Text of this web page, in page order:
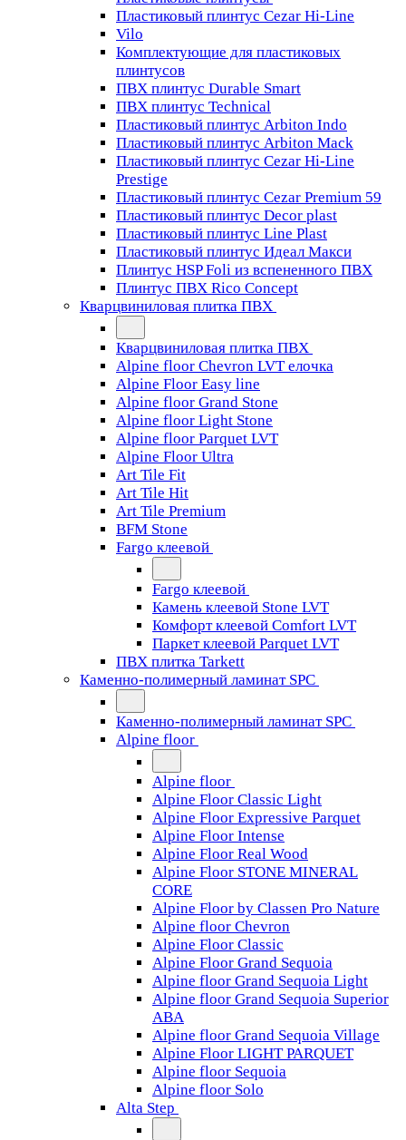
Пластиковый плинтус Cezar Hi-Line
Vilo
Комплектующие для пластиковых
плинтусов
ПВХ плинтус Durable Smart
ПВХ плинтус Technical
Пластиковый плинтус Arbiton Indo
Пластиковый плинтус Arbiton Mack
Пластиковый плинтус Cezar Hi-Line
Prestige
Пластиковый плинтус Cezar Premium 59
Пластиковый плинтус Decor plast
Пластиковый плинтус Line Plast
Пластиковый плинтус Идеал Макси
Плинтус HSP Foli из вспененного ПВХ
Плинтус ПВХ Rico Concept
Кварцвиниловая плитка ПВХ
Кварцвиниловая плитка ПВХ
Alpine floor Chevron LVT елочка
Alpine Floor Easy line
Alpine floor Grand Stone
Alpine floor Light Stone
Alpine floor Parquet LVT
Alpine Floor Ultra
Art Tile Fit
Art Tile Hit
Art Tile Premium
BFM Stone
Fargo клеевой
Fargo клеевой
Камень клеевой Stone LVT
Комфорт клеевой Comfort LVT
Паркет клеевой Parquet LVT
ПВХ плитка Tarkett
Каменно-полимерный ламинат SPC
Каменно-полимерный ламинат SPC
Alpine floor
Alpine floor
Alpine Floor Classic Light
Alpine Floor Expressive Parquet
Alpine Floor Intense
Alpine Floor Real Wood
Alpine Floor STONE MINERAL
CORE
Alpine Floor by Classen Pro Nature
Alpine floor Chevron
Alpine Floor Classic
Alpine Floor Grand Sequoia
Alpine floor Grand Sequoia Light
Alpine floor Grand Sequoia Superior
ABA
Alpine floor Grand Sequoia Village
Alpine Floor LIGHT PARQUET
Alpine floor Sequoia
Alpine floor Solo
Alta Step